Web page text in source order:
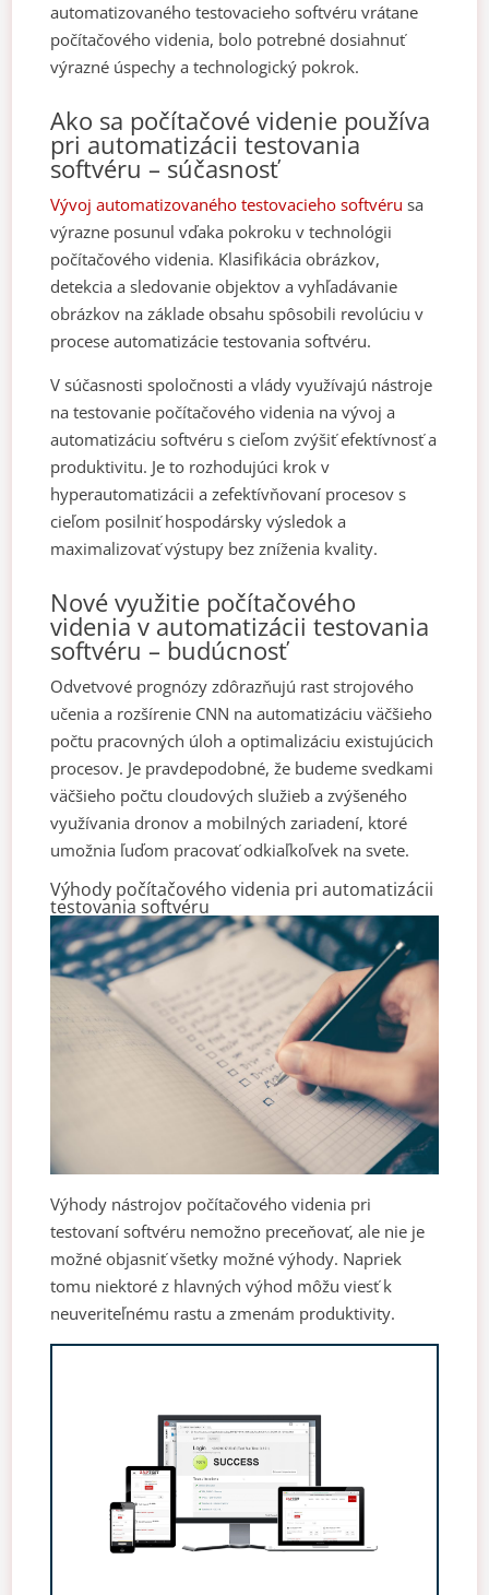
automatizovaného testovacieho softvéru vrátane
počítačového videnia, bolo potrebné dosiahnuť
výrazné úspechy a technologický pokrok.
Ako sa počítačové videnie používa
pri automatizácii testovania
softvéru – súčasnosť
Vývoj automatizovaného testovacieho softvéru sa
výrazne posunul vďaka pokroku v technológii
počítačového videnia. Klasifikácia obrázkov,
detekcia a sledovanie objektov a vyhľadávanie
obrázkov na základe obsahu spôsobili revolúciu v
procese automatizácie testovania softvéru.
V súčasnosti spoločnosti a vlády využívajú nástroje
na testovanie počítačového videnia na vývoj a
automatizáciu softvéru s cieľom zvýšiť efektívnosť a
produktivitu. Je to rozhodujúci krok v
hyperautomatizácii a zefektívňovaní procesov s
cieľom posilniť hospodársky výsledok a
maximalizovať výstupy bez zníženia kvality.
Nové využitie počítačového
videnia v automatizácii testovania
softvéru – budúcnosť
Odvetvové prognózy zdôrazňujú rast strojového
učenia a rozšírenie CNN na automatizáciu väčšieho
počtu pracovných úloh a optimalizáciu existujúcich
procesov. Je pravdepodobné, že budeme svedkami
väčšieho počtu cloudových služieb a zvýšeného
využívania dronov a mobilných zariadení, ktoré
umožnia ľuďom pracovať odkiaľkoľvek na svete.
Výhody počítačového videnia pri automatizácii
testovania softvéru
Výhody nástrojov počítačového videnia pri
testovaní softvéru nemožno preceňovať, ale nie je
možné objasniť všetky možné výhody. Napriek
tomu niektoré z hlavných výhod môžu viesť k
neuveriteľnému rastu a zmenám produktivity.